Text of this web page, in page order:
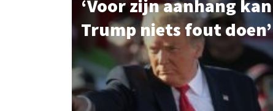
‘Voor zijn aanhang kan
Trump niets fout doen’